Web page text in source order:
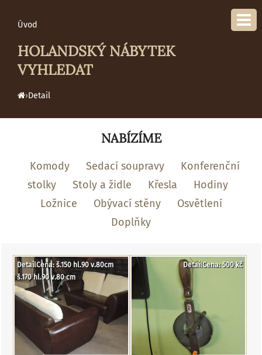
Úvod
HOLANDSKÝ NÁBYTEK
VYHLEDAT
›Detail
NABÍZÍME
Komody Sedací soupravy
Konferenční
stolky
Stoly a židle Křesla
Hodiny
Ložnice
Obývací stěny
Osvětlení
Doplňky
DetailCena: š.150 hl.90 v.80cm
š.170 hl.90 v.80 cm
DetailCena: 500 kč